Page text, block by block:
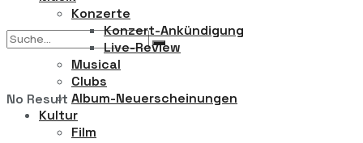
No Result
Konzerte
Konzert-Ankündigung
Live-Review
Musical
Clubs
Album-Neuerscheinungen
Kultur
Film